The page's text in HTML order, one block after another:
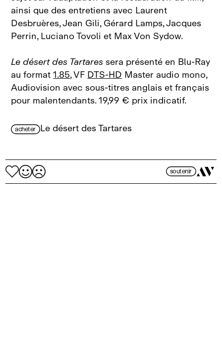
ainsi que des entretiens avec Laurent
Desbruères, Jean Gili, Gérard Lamps, Jacques
Perrin, Luciano Tovoli et Max Von Sydow.
Le désert des Tartaressera présenté en Blu-Ray
au format1.85, VFDTS-HDMaster audio mono,
Audiovision avec sous‑titres anglais et français
pour malentendants. 19,99 € prix indicatif.
acheter Le désert des Tartares
soutenir